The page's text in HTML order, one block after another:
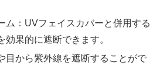
ム：UVフェイスカバーと併用する
効果的に遮断できます。
目から紫外線を遮断することがで